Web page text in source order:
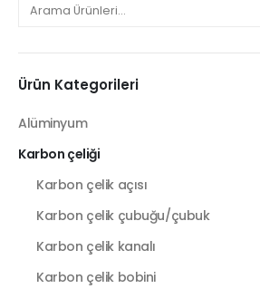
Ürün Kategorileri
Alüminyum
Karbon çeliği
Karbon çelik açısı
Karbon çelik çubuğu/çubuk
Karbon çelik kanalı
Karbon çelik bobini